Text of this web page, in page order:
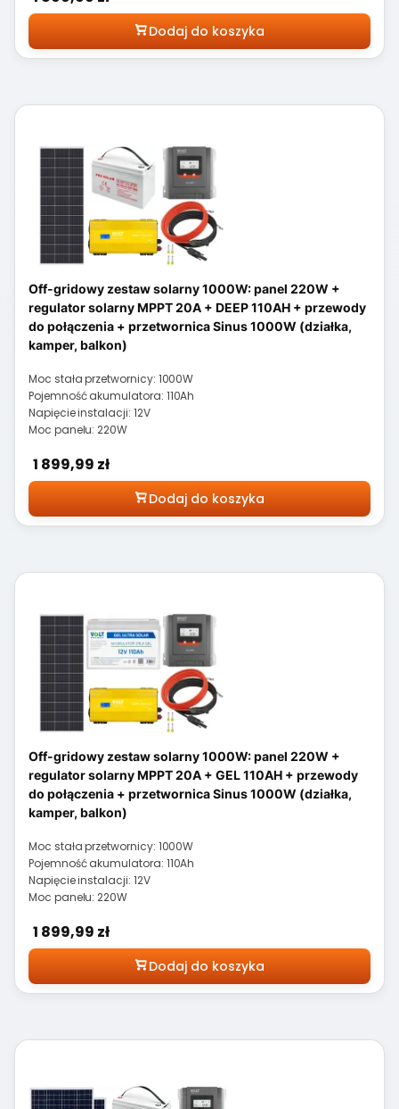
Dodaj do koszyka
Off-gridowy zestaw solarny 1000W: panel 220W +
regulator solarny MPPT 20A + DEEP 110AH + przewody
do połączenia + przetwornica Sinus 1000W (działka,
kamper, balkon)
Moc stała przetwornicy: 1000W
Pojemność akumulatora: 110Ah
Napięcie instalacji: 12V
Moc panelu: 220W
Cena
1 899,99 zł
Dodaj do koszyka
Off-gridowy zestaw solarny 1000W: panel 220W +
regulator solarny MPPT 20A + GEL 110AH + przewody
do połączenia + przetwornica Sinus 1000W (działka,
kamper, balkon)
Moc stała przetwornicy: 1000W
Pojemność akumulatora: 110Ah
Napięcie instalacji: 12V
Moc panelu: 220W
Cena
1 899,99 zł
Dodaj do koszyka